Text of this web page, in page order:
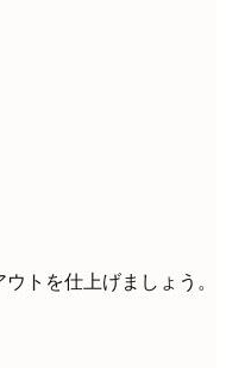
トを仕上げましょう。